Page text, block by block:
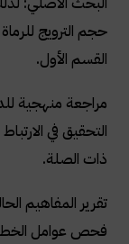
حجم الترويج
القسم الأول.
مراجعة منهجية
التحقيق في
ذات الصلة.
تقرير المفاهيم
فحص عوامل الخطر